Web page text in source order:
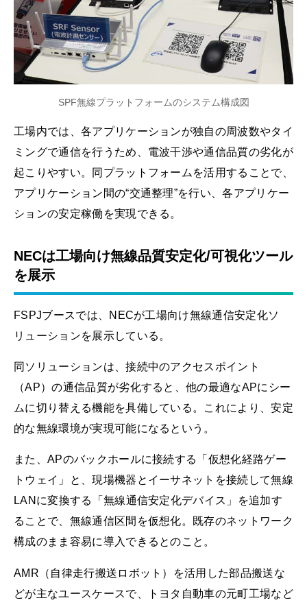
SPF無線プラットフォームのシステム構成図
工場内では、各アプリケーションが独自の周波数やタイ
ミングで通信を行うため、電波干渉や通信品質の劣化が
起こりやすい。同プラットフォームを活用することで、
アプリケーション間の“交通整理”を行い、各アプリケー
ションの安定稼働を実現できる。
NECは工場向け無線品質安定化/可視化ツール
を展示
FSPJブースでは、NECが工場向け無線通信安定化ソ
リューションを展示している。
同ソリューションは、接続中のアクセスポイント
（AP）の通信品質が劣化すると、他の最適なAPにシー
ムに切り替える機能を具備している。これにより、安定
的な無線環境が実現可能になるという。
また、APのバックホールに接続する「仮想化経路ゲー
トウェイ」と、現場機器とイーサネットを接続して無線
LANに変換する「無線通信安定化デバイス」を追加す
ることで、無線通信区間を仮想化。既存のネットワーク
構成のまま容易に導入できるとのこと。
AMR（自律走行搬送ロボット）を活用した部品搬送な
どが主なユースケースで、トヨタ自動車の元町工場など